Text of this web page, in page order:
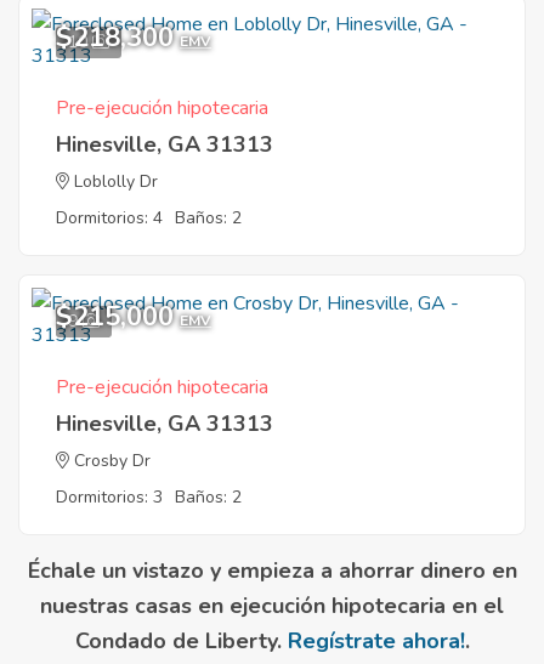
10
$218,300 EMV
Pre-ejecución hipotecaria
Hinesville, GA 31313
Loblolly Dr
Dormitorios: 4 Baños: 2
9
$215,000 EMV
Pre-ejecución hipotecaria
Hinesville, GA 31313
Crosby Dr
Dormitorios: 3 Baños: 2
Échale un vistazo y empieza a ahorrar dinero en
nuestras casas en ejecución hipotecaria en el
Condado de Liberty. Regístrate ahora!.